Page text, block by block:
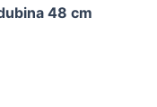
48 cm